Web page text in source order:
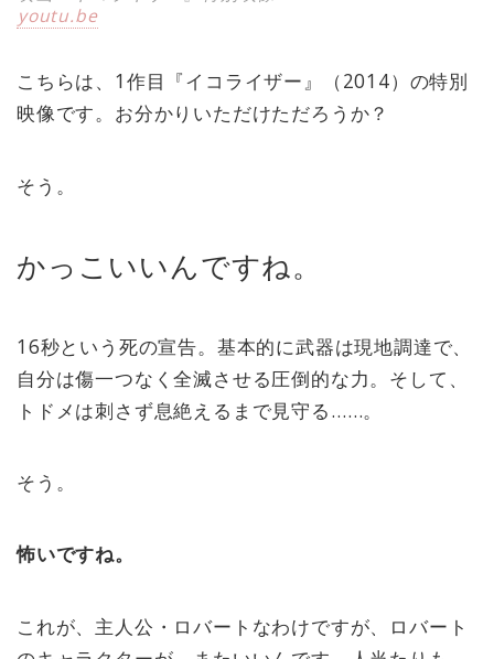
youtu.be
こちらは、1作目『イコライザー』（2014）の特別
映像です。お分かりいただけただろうか？
そう。
かっこいいんですね。
16秒という死の宣告。基本的に武器は現地調達で、
自分は傷一つなく全滅させる圧倒的な力。そして、
トドメは刺さず息絶えるまで見守る……。
そう。
怖いですね。
これが、主人公・ロバートなわけですが、ロバート